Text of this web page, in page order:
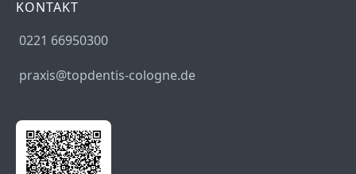
KONTAKT
0221 66950300
praxis@topdentis-cologne.de